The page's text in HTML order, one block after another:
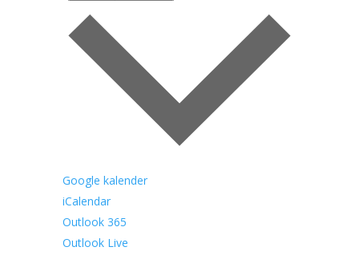
Google kalender
iCalendar
Outlook 365
Outlook Live